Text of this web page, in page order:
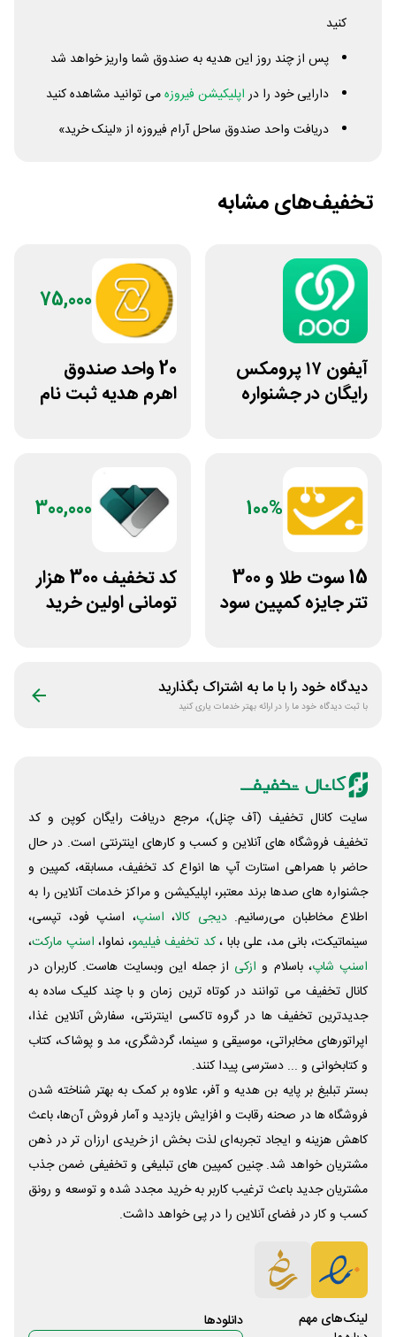
کنید
پس از چند روز این هدیه به صندوق شما واریز خواهد شد
دارایی خود را دراپلیکیشن فیروزهمی توانید مشاهده کنید
دریافت واحد صندوق ساحل آرام فیروزه از «لینک خرید»
تخفیف‌های مشابه
آیفون ۱۷ پرومکس
رایگان در جشنواره
75,000
20 واحد صندوق
اهرم هدیه ثبت نام
100%
15 سوت طلا و 300
تتر جایزه کمپین سود
300,000
کد تخفیف 300 هزار
تومانی اولین خرید
دیدگاه خود را با ما به اشتراک بگذارید
با ثبت دیدگاه خود ما را در ارائه بهتر خدمات یاری کنید
سایت کانال تخفیف (آف چنل)، مرجع دریافت رایگان کوپن و کد
تخفیف فروشگاه های آنلاین و کسب و‌ کارهای اینترنتی است. در حال
حاضر با همراهی استارت آپ ها انواع کد تخفیف، مسابقه، کمپین و
جشنواره های صدها برند معتبر، اپلیکیشن و مراکز خدمات آنلاین را به
اطلاع مخاطبان می‌رسانیم. دیجی کالا، اسنپ، اسنپ فود، تپسی،
سینماتیکت، بانی مد، علی‌ بابا ،کد تخفیف فیلیمو، نماوا، اسنپ مارکت،
اسنپ شاپ، باسلام و ازکی از جمله این وبسایت ‌هاست. کاربران در
کانال تخفیف می توانند در کوتاه ترین زمان و با چند کلیک ساده به
جدیدترین تخفیف ها در گروه تاکسی اینترنتی، سفارش آنلاین غذا،
اپراتورهای مخابراتی، موسیقی و سینما، گردشگری، مد و پوشاک، کتاب
و کتابخوانی و ... دسترسی پیدا کنند.
بستر تبلیغ بر پایه بن هدیه و آفر، علاوه بر کمک به بهتر شناخته شدن
فروشگاه ها در صحنه رقابت و افزایش بازدید و آمار فروش آن‌ها، باعث
کاهش هزینه و ایجاد تجربه‌ای لذت بخش از خریدی ارزان تر در ذهن
مشتریان خواهد شد. چنین کمپین های تبلیغی و تخفیفی ضمن جذب
مشتریان جدید باعث ترغیب کاربر به خرید مجدد شده و توسعه و رونق
کسب و کار در فضای آنلاین را در پی خواهد داشت.
لینک‌های مهم دانلود‌ها